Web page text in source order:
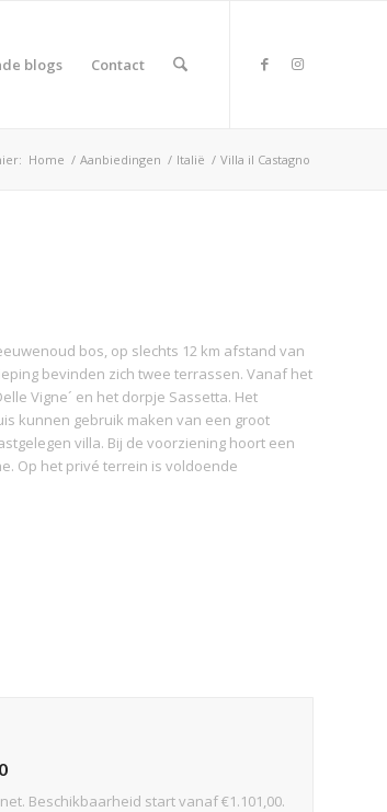
blogs Contact
Home / Aanbiedingen / Italië / Villa il Castagno
bos, op slechts 12 km afstand van
bevinden zich twee terrassen. Vanaf het
Vigne´ en het dorpje Sassetta. Het
kunnen gebruik maken van een groot
villa. Bij de voorziening hoort een
Op het privé terrein is voldoende
Beschikbaarheid start vanaf €1.101,00.